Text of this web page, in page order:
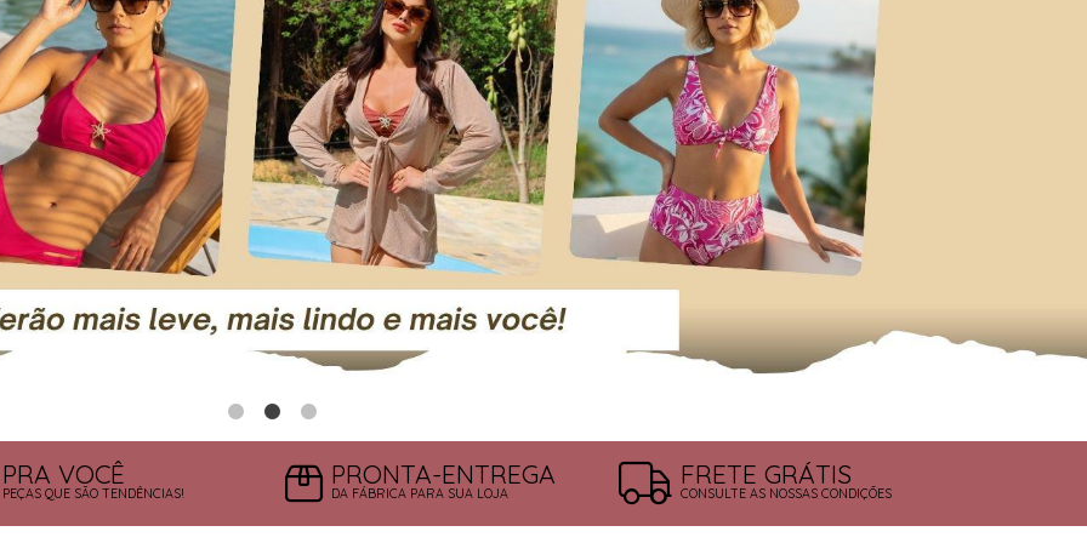
PRA VOCÊ
PEÇAS QUE SÃO TENDÊNCIAS!
PRONTA-ENTREGA
DA FÁBRICA PARA SUA LOJA
FRETE GRÁTIS
CONSULTE AS NOSSAS CONDIÇÕES